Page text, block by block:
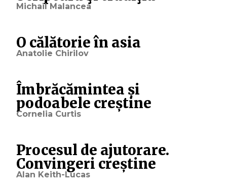
Michail Malancea
O călătorie în asia
Anatolie Chirilov
Îmbrăcămintea și
podoabele creștine
Cornelia Curtis
Procesul de ajutorare.
Convingeri creștine
Alan Keith-Lucas